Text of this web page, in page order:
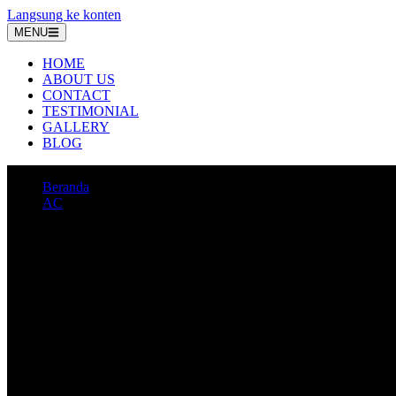
Langsung ke konten
MENU
HOME
ABOUT US
CONTACT
TESTIMONIAL
GALLERY
BLOG
Beranda
AC